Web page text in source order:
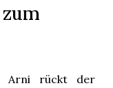
Arni rückt der